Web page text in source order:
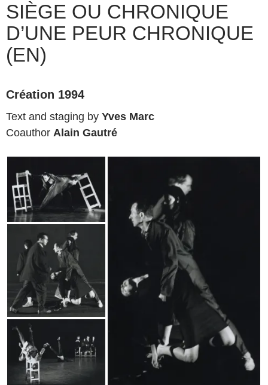
SIÈGE OU CHRONIQUE
D’UNE PEUR CHRONIQUE
(EN)
Création 1994
Text and staging by Yves Marc
Coauthor Alain Gautré